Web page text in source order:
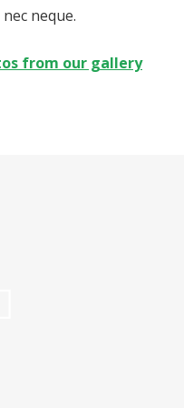
neque.
from our gallery